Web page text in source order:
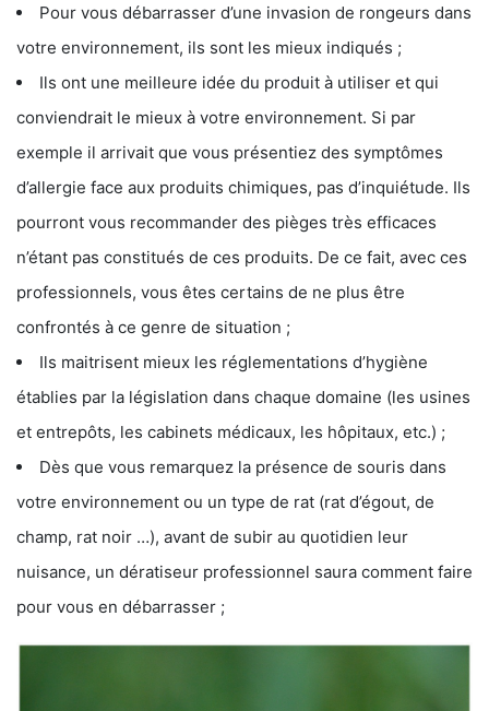
Pour vous débarrasser d’une invasion de rongeurs dans
votre environnement, ils sont les mieux indiqués ;
Ils ont une meilleure idée du produit à utiliser et qui
conviendrait le mieux à votre environnement. Si par
exemple il arrivait que vous présentiez des symptômes
d’allergie face aux produits chimiques, pas d’inquiétude. Ils
pourront vous recommander des pièges très efficaces
n’étant pas constitués de ces produits. De ce fait, avec ces
professionnels, vous êtes certains de ne plus être
confrontés à ce genre de situation ;
Ils maitrisent mieux les réglementations d’hygiène
établies par la législation dans chaque domaine (les usines
et entrepôts, les cabinets médicaux, les hôpitaux, etc.) ;
Dès que vous remarquez la présence de souris dans
votre environnement ou un type de rat (rat d’égout, de
champ, rat noir …), avant de subir au quotidien leur
nuisance, un dératiseur professionnel saura comment faire
pour vous en débarrasser ;